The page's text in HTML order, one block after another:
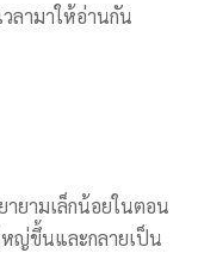
ลามาให้อ่านกัน
ายามเล็กน้อยในตอน
ญ่ขึ้นและกลายเป็น